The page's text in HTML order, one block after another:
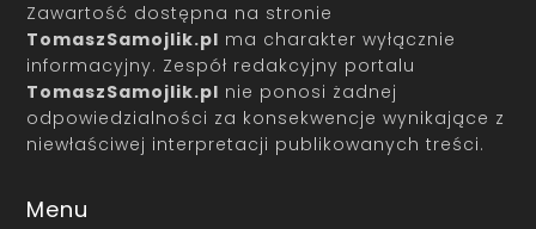
Zawartość dostępna na stronie
TomaszSamojlik.pl ma charakter wyłącznie
informacyjny. Zespół redakcyjny portalu
TomaszSamojlik.pl nie ponosi żadnej
odpowiedzialności za konsekwencje wynikające z
niewłaściwej interpretacji publikowanych treści.
Menu